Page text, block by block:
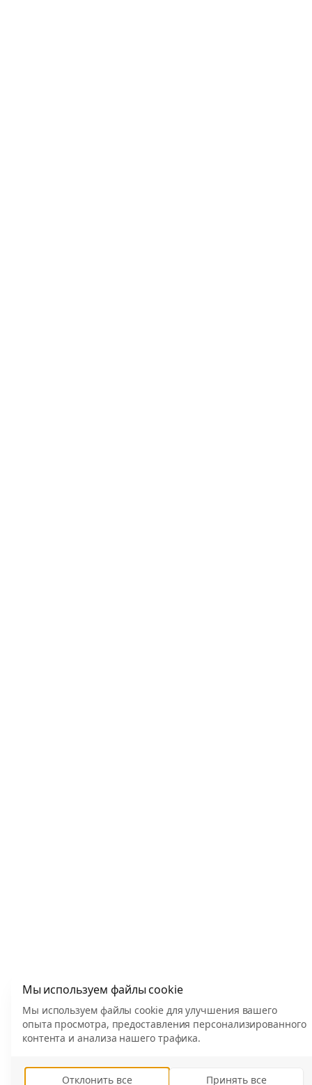
Мы используем файлы cookie
Мы используем файлы cookie для улучшения вашего
опыта просмотра, предоставления персонализированного
контента и анализа нашего трафика.
Отклонить все Принять все